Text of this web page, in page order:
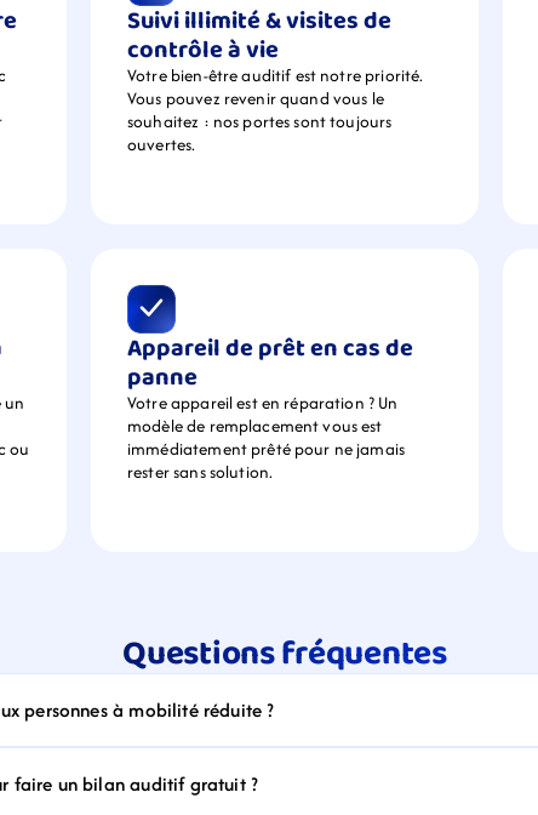
Suivi illimité & visites de
contrôle à vie
Votre bien-être auditif est notre priorité.
Vous pouvez revenir quand vous le
souhaitez : nos portes sont toujours
ouvertes.
un
ou
Appareil de prêt en cas de
panne
Votre appareil est en réparation ? Un
modèle de remplacement vous est
immédiatement prêté pour ne jamais
rester sans solution.
Questions fréquentes
personnes à mobilité réduite ?
faire un bilan auditif gratuit ?